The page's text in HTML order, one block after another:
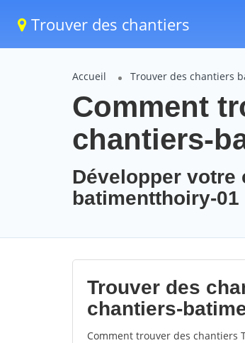
Trouver des chantiers
Accueil Trouver des chantiers
Comment
chantiers-
Développer votre
batimentthoiry-01
Trouver des
chantiers-
Comment trouver des chantiers